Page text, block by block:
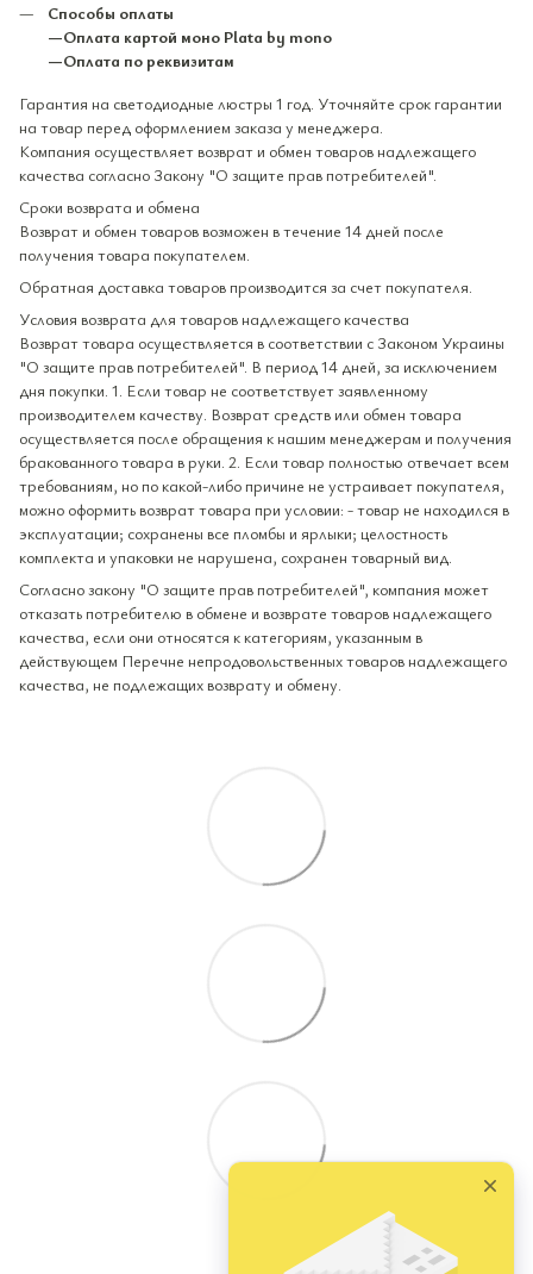
Способы оплаты
—Оплата картой моно Plata by mono
—Оплата по реквизитам
Гарантия на светодиодные люстры 1 год. Уточняйте срок гарантии
на товар перед оформлением заказа у менеджера.
Компания осуществляет возврат и обмен товаров надлежащего
качества согласно Закону "О защите прав потребителей".
Сроки возврата и обмена
Возврат и обмен товаров возможен в течение 14 дней после
получения товара покупателем.
Обратная доставка товаров производится за счет покупателя.
Условия возврата для товаров надлежащего качества
Возврат товара осуществляется в соответствии с Законом Украины
"О защите прав потребителей". В период 14 дней, за исключением
дня покупки. 1. Если товар не соответствует заявленному
производителем качеству. Возврат средств или обмен товара
осуществляется после обращения к нашим менеджерам и получения
бракованного товара в руки. 2. Если товар полностью отвечает всем
требованиям, но по какой-либо причине не устраивает покупателя,
можно оформить возврат товара при условии: - товар не находился в
эксплуатации; сохранены все пломбы и ярлыки; целостность
комплекта и упаковки не нарушена, сохранен товарный вид.
Согласно закону "О защите прав потребителей", компания может
отказать потребителю в обмене и возврате товаров надлежащего
качества, если они относятся к категориям, указанным в
действующем Перечне непродовольственных товаров надлежащего
качества, не подлежащих возврату и обмену.